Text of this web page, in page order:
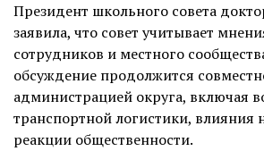
Президент школьного совета
заявила, что совет учитывает
сотрудников и местного
обсуждение продолжится
администрацией округа, включая
транспортной логистики, влияния
реакции общественности.